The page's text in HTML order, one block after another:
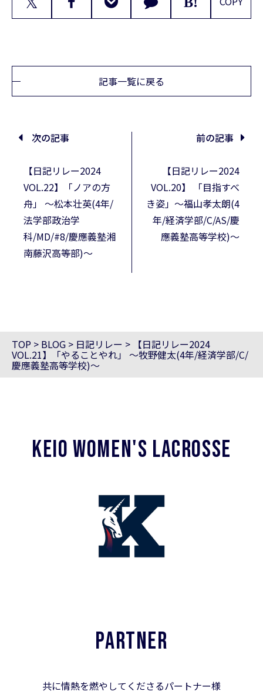
記事一覧に戻る
次の記事
【日記リレー2024
VOL.22】「ノアの方
舟」 ～松本壮英(4年/
法学部政治学
科/MD/#8/慶應義塾湘
南藤沢高等部)～
前の記事
【日記リレー2024
VOL.20】 「目指すべ
き姿」～福山孝太朗(4
年/経済学部/C/AS/慶
應義塾高等学校)～
TOP > BLOG > 日記リレー > 【日記リレー2024
VOL.21】「やることやれ」 ～牧野健太(4年/経済学部/C/
慶應義塾高等学校)～
KEIO WOMEN'S LACROSSE
PARTNER
共に情熱を燃やしてくださるパートナー様